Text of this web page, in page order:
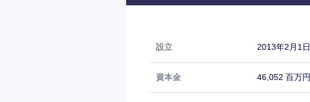
設立 2013年2月1日
資本金 46,052 百万円